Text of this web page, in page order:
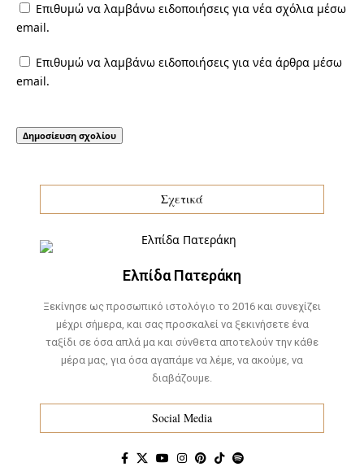
Επιθυμώ να λαμβάνω ειδοποιήσεις για νέα σχόλια μέσω
email.
Επιθυμώ να λαμβάνω ειδοποιήσεις για νέα άρθρα μέσω
email.
Σχετικά
Ελπίδα Πατεράκη
Ξεκίνησε ως προσωπικό ιστολόγιο το 2016 και συνεχίζει
μέχρι σήμερα, και σας προσκαλεί να ξεκινήσετε ένα
ταξίδι σε όσα απλά μα και σύνθετα αποτελούν την κάθε
μέρα μας, για όσα αγαπάμε να λέμε, να ακούμε, να
διαβάζουμε.
Social Media